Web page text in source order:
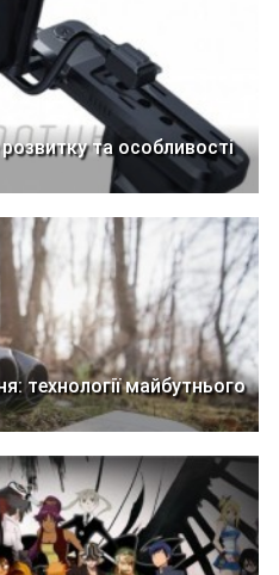
та особливості
технології майбутнього